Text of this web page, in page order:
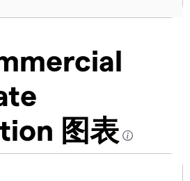
图表